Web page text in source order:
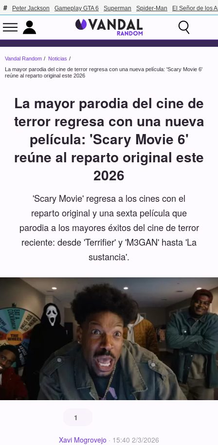
Peter Jackson Gameplay GTA 6 Superman Spider-Man El Señor de los
Vandal Random
Noticias
La mayor parodia del cine de terror regresa con una nueva película: 'Scary Movie 6'
reúne al reparto original este 2026
La mayor parodia del cine de
terror regresa con una nueva
película: 'Scary Movie 6'
reúne al reparto original este
2026
'Scary Movie' regresa a los cines con el
reparto original y una sexta película que
parodia a los mayores éxitos del cine de terror
reciente: desde 'Terrifier' y 'M3GAN' hasta 'La
sustancia'.
1
Xavi Mogrovejo · 15:40 2/3/2026